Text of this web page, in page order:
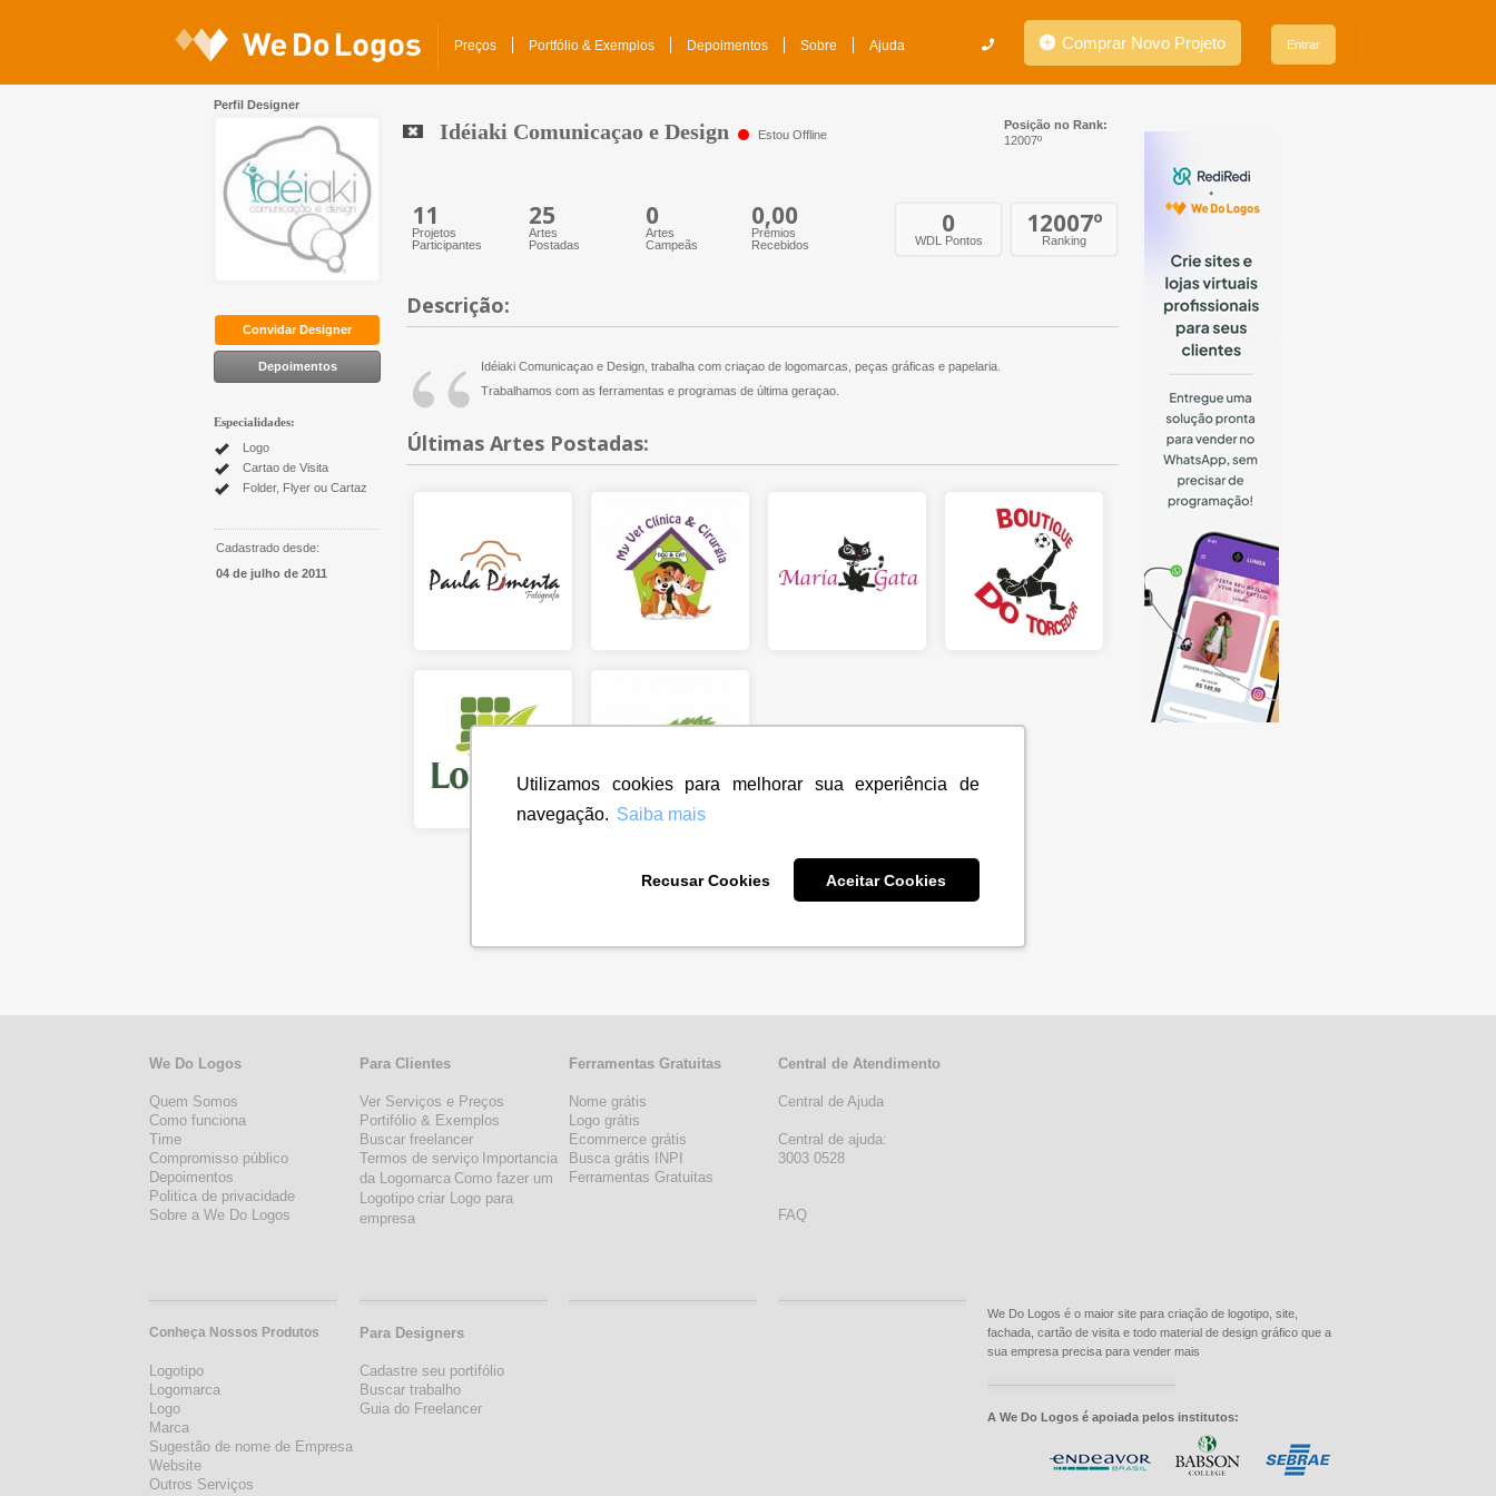
Utilizamos cookies para melhorar sua experiência de
navegação. Saiba mais
Recusar Cookies Aceitar Cookies
Preços Portfólio & Exemplos Depoimentos Sobre Ajuda Comprar Novo Projeto Entrar
Convidar Designer
Depoimentos
Especialidades:
Logo
Cartao de Visita
Folder, Flyer ou Cartaz
Cadastrado desde:
04 de julho de 2011
Idéiaki Comunicaçao e Design Estou Offline
Posição no Rank:
12007º
Perfil Designer
11
Projetos
Participantes
25
Artes
Postadas
0
Artes
Campeãs
0,00
Prêmios
Recebidos
0
WDL Pontos
12007º
Ranking
Descrição:
“ Idéiaki Comunicaçao e Design, trabalha com criaçao de logomarcas, peças gráficas e papelaria.
Trabalhamos com as ferramentas e programas de última geraçao.
Últimas Artes Postadas:
We Do Logos
Quem Somos
Como funciona
Time
Compromisso público
Depoimentos
Politica de privacidade
Sobre a We Do Logos
Conheça Nossos Produtos
Logotipo
Logomarca
Logo
Marca
Sugestão de nome de Empresa
Website
Outros Serviços
Para Clientes
Ver Serviços e Preços
Portifólio & Exemplos
Buscar freelancer
Termos de serviço Importancia
da Logomarca Como fazer um
Logotipo criar Logo para
empresa
Para Designers
Cadastre seu portifólio
Buscar trabalho
Guia do Freelancer
Ferramentas Gratuitas
Nome grátis
Logo grátis
Ecommerce grátis
Busca grátis INPI
Ferramentas Gratuitas
Central de Atendimento
Central de Ajuda
Central de ajuda:
3003 0528
FAQ
We Do Logos é o maior site para criação de logotipo, site,
fachada, cartão de visita e todo material de design gráfico que a
sua empresa precisa para vender mais
A We Do Logos é apoiada pelos institutos: